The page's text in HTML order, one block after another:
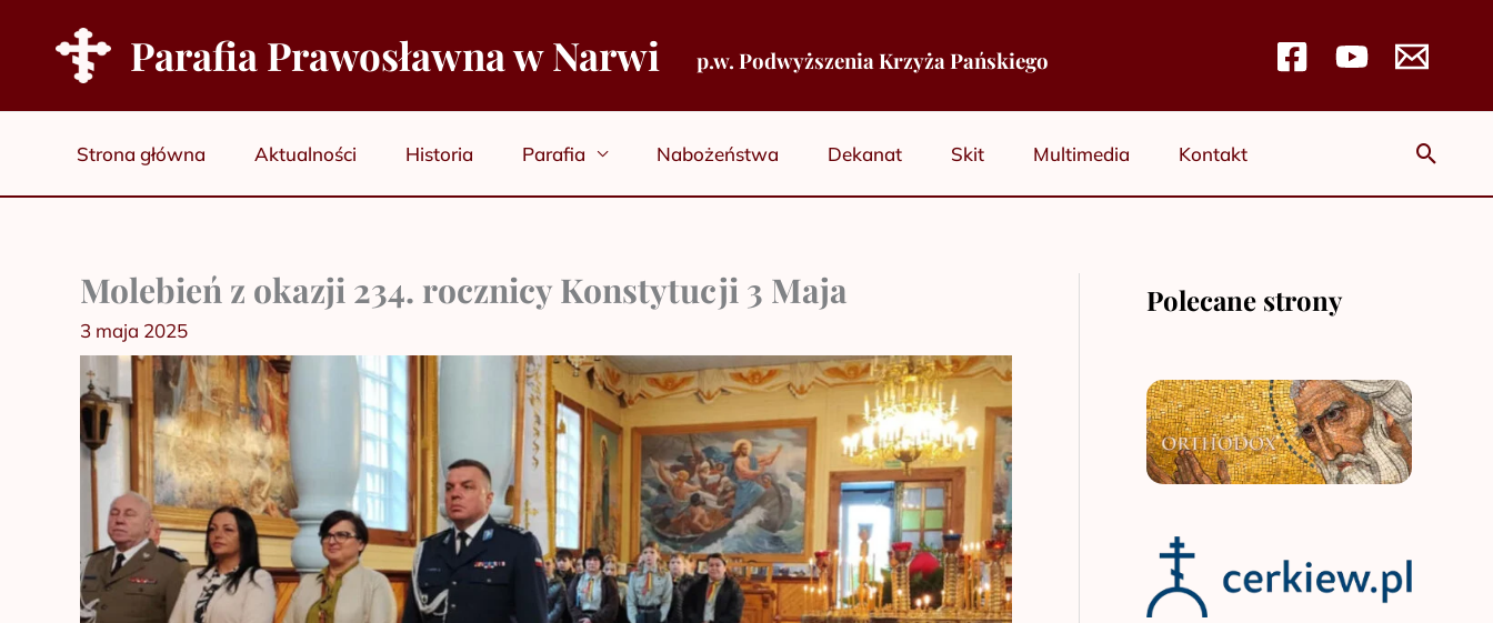
Parafia Prawosławna w Narwi p.w. Podwyższenia Krzyża Pańskiego
Strona główna Aktualności Historia Parafia Nabożeństwa Dekanat Skit Multimedia Kontakt
Molebień z okazji 234. rocznicy Konstytucji 3 Maja
3 maja 2025
Polecane strony